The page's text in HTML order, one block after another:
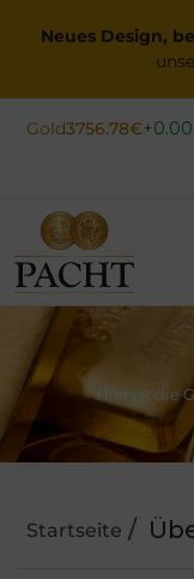
t
Neues Design,
Gold3756.78€+0.00
Kaufen
Verkaufen
Schmuck
Sammlermünzen
Hier ist die
Startseite